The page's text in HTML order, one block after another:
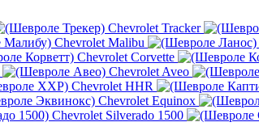
Chevrolet Tracker
Chevrolet Malibu
Chevrolet Corvette
Chevrolet Aveo
Chevrolet HHR
Chevrolet Equinox
Chevrolet Silverado 1500